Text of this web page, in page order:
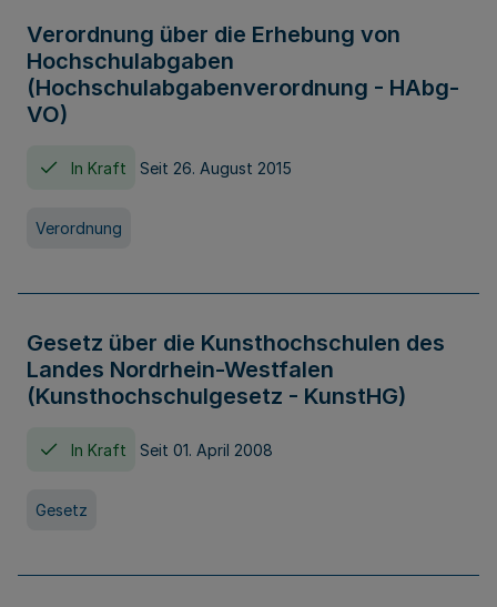
Verordnung über die Erhebung von
Hochschulabgaben
(Hochschulabgabenverordnung - HAbg-
VO)
In Kraft Seit 26. August 2015
Verordnung
Gesetz über die Kunsthochschulen des
Landes Nordrhein-Westfalen
(Kunsthochschulgesetz - KunstHG)
In Kraft Seit 01. April 2008
Gesetz